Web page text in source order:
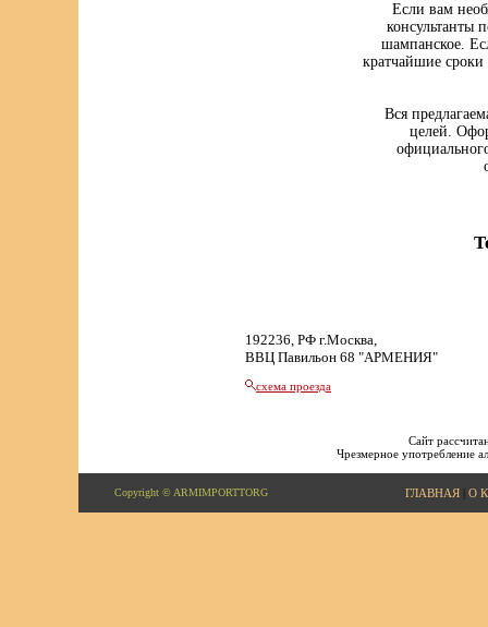
Если вам
консультанты
шампанское.
кратчайшие
Вся
целей.
192236, РФ г.Москва,
ВВЦ Павильон 68 "АРМЕНИЯ"
схема проезда
Сайт
Чрезмерное употребление
Copyright © ARMIMPORTTORG ГЛАВНАЯ| О